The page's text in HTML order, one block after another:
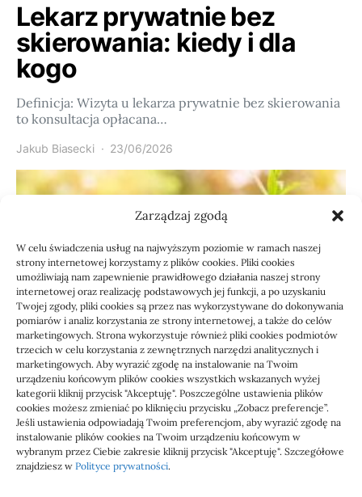
Zarządzaj zgodą
W celu świadczenia usług na najwyższym poziomie w ramach naszej
strony internetowej korzystamy z plików cookies. Pliki cookies
umożliwiają nam zapewnienie prawidłowego działania naszej strony
internetowej oraz realizację podstawowych jej funkcji, a po uzyskaniu
Twojej zgody, pliki cookies są przez nas wykorzystywane do dokonywania
pomiarów i analiz korzystania ze strony internetowej, a także do celów
marketingowych. Strona wykorzystuje również pliki cookies podmiotów
trzecich w celu korzystania z zewnętrznych narzędzi analitycznych i
marketingowych. Aby wyrazić zgodę na instalowanie na Twoim
urządzeniu końcowym plików cookies wszystkich wskazanych wyżej
kategorii kliknij przycisk "Akceptuję". Poszczególne ustawienia plików
cookies możesz zmieniać po kliknięciu przycisku „Zobacz preferencje”.
Jeśli ustawienia odpowiadają Twoim preferencjom, aby wyrazić zgodę na
instalowanie plików cookies na Twoim urządzeniu końcowym w
wybranym przez Ciebie zakresie kliknij przycisk "Akceptuję". Szczegółowe
znajdziesz w Polityce prywatności.
Lekarz prywatnie bez
skierowania: kiedy i dla
kogo
Definicja: Wizyta u lekarza prywatnie bez skierowania
to konsultacja opłacana…
Jakub Biasecki 23/06/2026
Usługi
Jak sprawdzić przejęcie
zaległości przez biuro
Definicja: Weryfikacja, czy nowe biuro rachunkowe
przejmie zaległości w dokumentach,…